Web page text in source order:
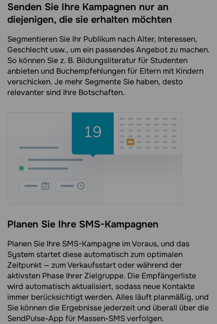
Senden Sie Ihre Kampagnen nur an
diejenigen, die sie erhalten möchten
Segmentieren Sie Ihr Publikum nach Alter, Interessen,
Geschlecht usw., um ein passendes Angebot zu machen.
So können Sie z. B. Bildungsliteratur für Studenten
anbieten und Buchempfehlungen für Eltern mit Kindern
verschicken. Je mehr Segmente Sie haben, desto
relevanter sind Ihre Botschaften.
Planen Sie Ihre SMS-Kampagnen
Planen Sie Ihre SMS-Kampagne im Voraus, und das
System startet diese automatisch zum optimalen
Zeitpunkt — zum Verkaufsstart oder während der
aktivsten Phase Ihrer Zielgruppe. Die Empfängerliste
wird automatisch aktualisiert, sodass neue Kontakte
immer berücksichtigt werden. Alles läuft planmäßig, und
Sie können die Ergebnisse jederzeit und überall über die
SendPulse-App für Massen-SMS verfolgen.